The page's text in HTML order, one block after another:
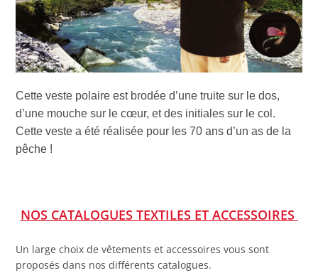
Cette veste polaire est brodée d’une truite sur le dos,
d’une mouche sur le cœur, et des initiales sur le col.
Cette veste a été réalisée pour les 70 ans d’un as de la
pêche !
NOS CATALOGUES TEXTILES ET ACCESSOIRES
Un large choix de vêtements et accessoires vous sont
proposés dans nos différents catalogues.